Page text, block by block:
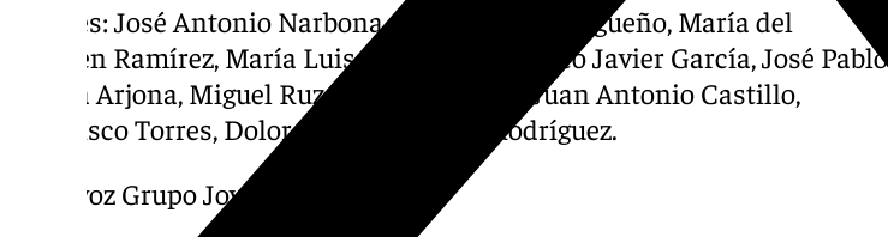
Vocales: José Antonio Narbona, José Ignacio Burgueño, María del
Carmen Ramírez, María Luisa García, Francisco Javier García, José Pablo
García Arjona, Miguel Ruz, Antonio Garcia, Juan Antonio Castillo,
Francisco Torres, Dolores Arjona y José Rodríguez.
Portavoz Grupo Joven: Clara Torres.